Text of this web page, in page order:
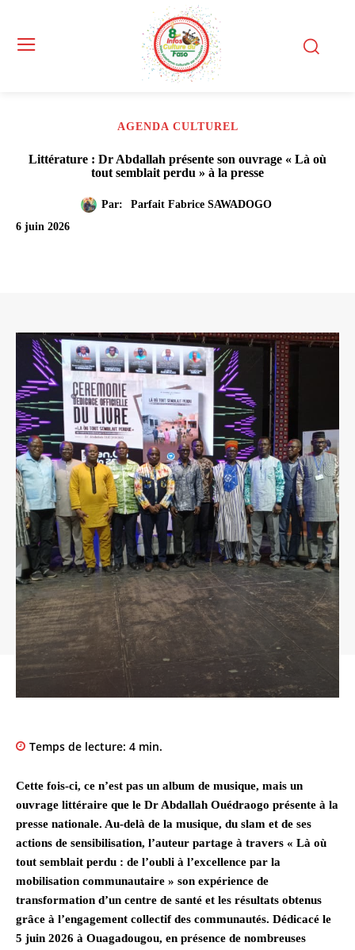
AGENDA CULTUREL
Littérature : Dr Abdallah présente son ouvrage « Là où
tout semblait perdu » à la presse
Par:
Parfait Fabrice SAWADOGO
6 juin 2026
Temps de lecture: 4 min.
Cette fois-ci, ce n’est pas un album de musique, mais un
ouvrage littéraire que le Dr Abdallah Ouédraogo présente à la
presse nationale. Au-delà de la musique, du slam et de ses
actions de sensibilisation, l’auteur partage à travers « Là où
tout semblait perdu : de l’oubli à l’excellence par la
mobilisation communautaire » son expérience de
transformation d’un centre de santé et les résultats obtenus
grâce à l’engagement collectif des communautés. Dédicacé le
5 juin 2026 à Ouagadougou, en présence de nombreuses